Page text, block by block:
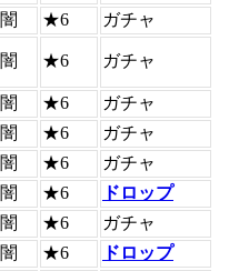
闇 ★6
ガチャ
闇 ★6 ガチャ
闇 ★6
ガチャ
闇 ★6
ガチャ
闇 ★6
ガチャ
闇 ★6
ドロップ
闇 ★6
ガチャ
闇 ★6
ドロップ